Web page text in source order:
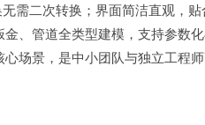
需二次转换；界面简洁直观，
、管道全类型建模，支持参数
场景，是中小团队与独立工程师